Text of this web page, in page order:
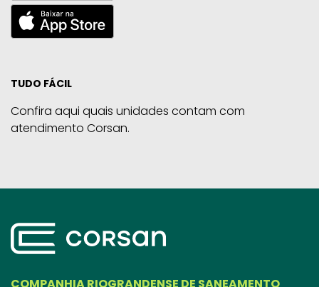
TUDO FÁCIL
Confira aqui quais unidades contam com
atendimento Corsan.
COMPANHIA RIOGRANDENSE DE SANEAMENTO